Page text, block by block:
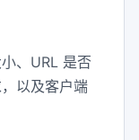
、URL 是否
以及客户端